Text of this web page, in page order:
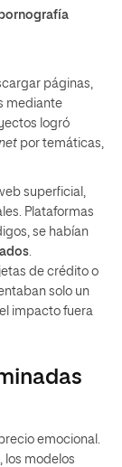
páginas,
mediante
logró
por temáticas,
superficial,
Plataformas
se habían
de crédito o
solo un
impacto fuera
emocional.
los modelos